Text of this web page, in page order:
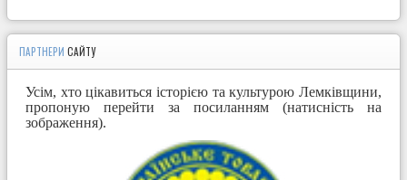
ПАРТНЕРИ САЙТУ
Усім, хто цікавиться історією та культурою Лемківщини,
пропоную перейти за посиланням (натисність на
зображення).